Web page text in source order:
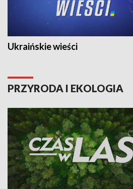
Ukraińskie wieści
PRZYRODA I EKOLOGIA